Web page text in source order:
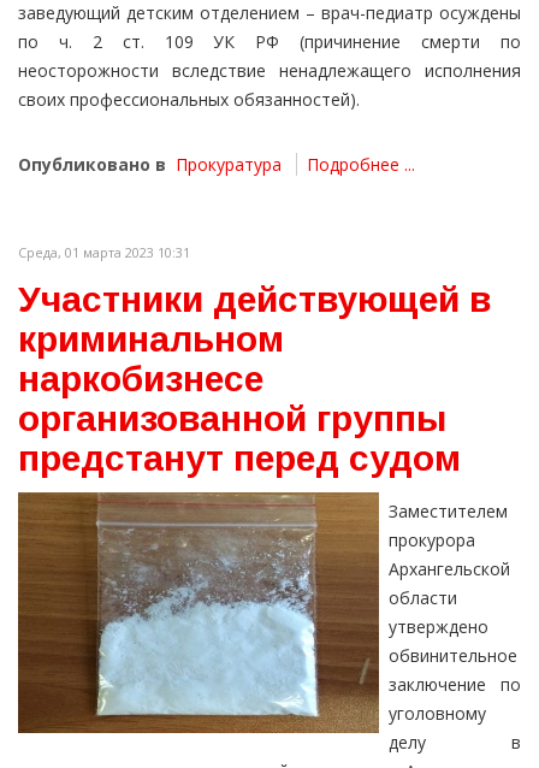
заведующий детским отделением – врач-педиатр осуждены
по ч. 2 ст. 109 УК РФ (причинение смерти по
неосторожности вследствие ненадлежащего исполнения
своих профессиональных обязанностей).
Опубликовано в Прокуратура Подробнее ...
Среда, 01 марта 2023 10:31
Участники действующей в
криминальном
наркобизнесе
организованной группы
предстанут перед судом
Заместителем
прокурора
Архангельской
области
утверждено
обвинительное
заключение по
уголовному
делу в